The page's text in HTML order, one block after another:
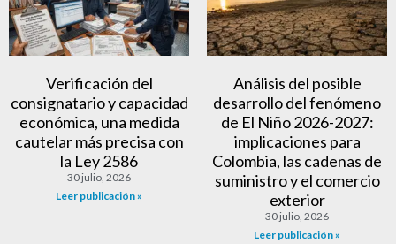
Verificación del
consignatario y capacidad
económica, una medida
cautelar más precisa con
la Ley 2586
30 julio, 2026
Leer publicación »
Análisis del posible
desarrollo del fenómeno
de El Niño 2026-2027:
implicaciones para
Colombia, las cadenas de
suministro y el comercio
exterior
30 julio, 2026
Leer publicación »